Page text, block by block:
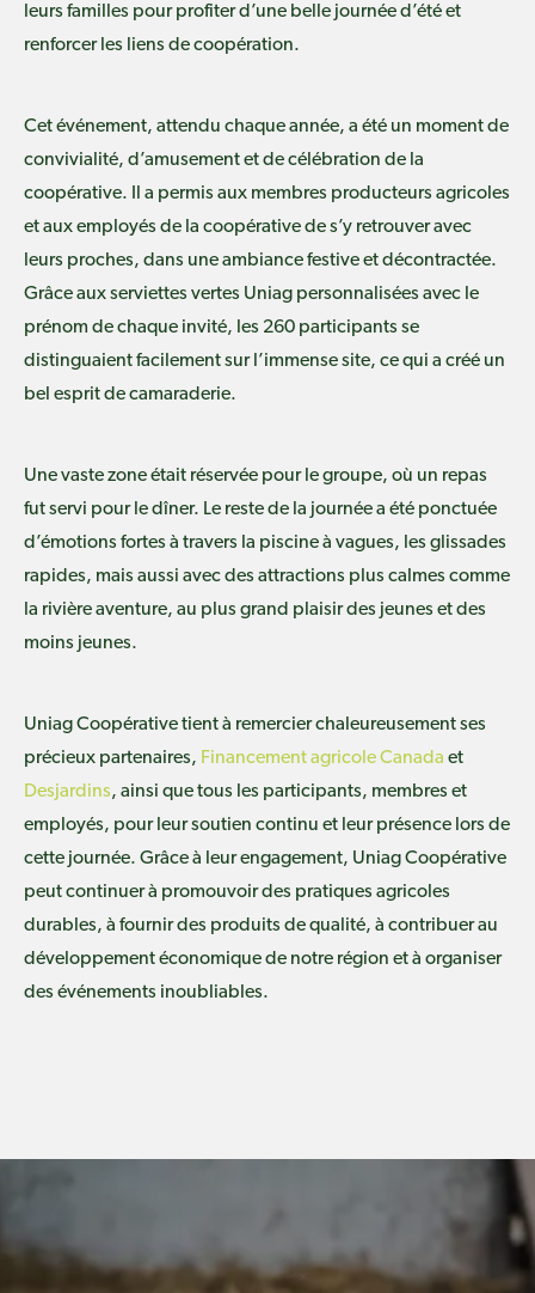
leurs familles pour profiter d’une belle journée d’été et
renforcer les liens de coopération.
Cet événement, attendu chaque année, a été un moment de
convivialité, d’amusement et de célébration de la
coopérative. Il a permis aux membres producteurs agricoles
et aux employés de la coopérative de s’y retrouver avec
leurs proches, dans une ambiance festive et décontractée.
Grâce aux serviettes vertes Uniag personnalisées avec le
prénom de chaque invité, les 260 participants se
distinguaient facilement sur l’immense site, ce qui a créé un
bel esprit de camaraderie.
Une vaste zone était réservée pour le groupe, où un repas
fut servi pour le dîner. Le reste de la journée a été ponctuée
d’émotions fortes à travers la piscine à vagues, les glissades
rapides, mais aussi avec des attractions plus calmes comme
la rivière aventure, au plus grand plaisir des jeunes et des
moins jeunes.
Uniag Coopérative tient à remercier chaleureusement ses
précieux partenaires, Financement agricole Canada et
Desjardins, ainsi que tous les participants, membres et
employés, pour leur soutien continu et leur présence lors de
cette journée. Grâce à leur engagement, Uniag Coopérative
peut continuer à promouvoir des pratiques agricoles
durables, à fournir des produits de qualité, à contribuer au
développement économique de notre région et à organiser
des événements inoubliables.